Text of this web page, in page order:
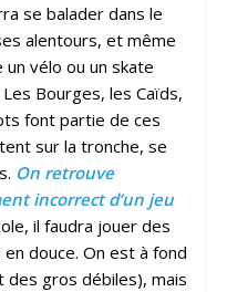
se balader dans le
alentours, et même
vélo ou un skate
Bourges, les Caïds,
font partie de ces
sur la tronche, se
On retrouve
incorrect d’un jeu
il faudra jouer des
douce. On est à fond
des gros débiles), mais